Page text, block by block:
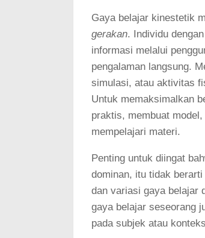
Gaya belajar kinestetik
gerakan. Individu
informasi melalui
pengalaman langsung.
simulasi, atau aktivitas
Untuk memaksimalkan
praktis, membuat
mempelajari materi.
Penting untuk diingat
dominan, itu tidak
dan variasi gaya belajar
gaya belajar seseorang
pada subjek atau